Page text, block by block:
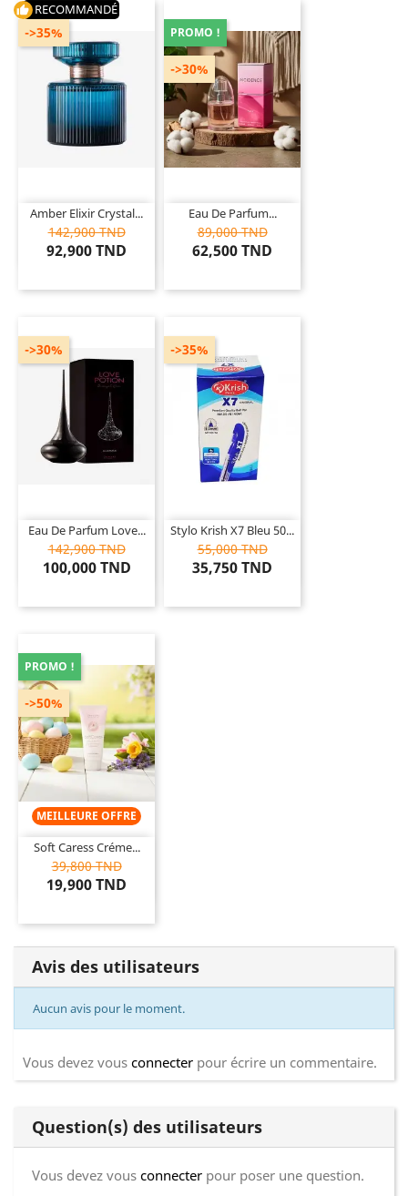
thumb_up RECOMMANDÉ
Amber Elixir Crystal...
142,900 TND
92,900 TND
->35%
Eau De Parfum...
89,000 TND
62,500 TND
->30%
PROMO !
Eau De Parfum Love...
142,900 TND
100,000 TND
->30%
Stylo Krish X7 Bleu 50...
55,000 TND
35,750 TND
->35%
MEILLEURE OFFRE
Soft Caress Créme...
39,800 TND
19,900 TND
PROMO !
->50%
Avis des utilisateurs
Aucun avis pour le moment.
Vous devez vous connecter pour écrire un commentaire.
Question(s) des utilisateurs
Vous devez vous connecter pour poser une question.